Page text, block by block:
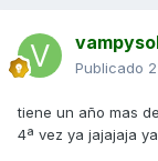
Publicado
tiene un año mas
4ª vez ya jajajaja